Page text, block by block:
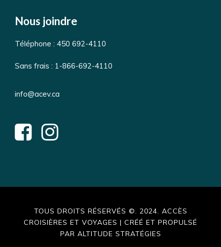
Nous joindre
Téléphone : 450 692-4110
Sans frais : 1-866-692-4110
info@acev.ca
TOUS DROITS RÉSERVÉS ©. 2024. ACCÈS
CROISIÈRES ET VOYAGES | CRÉÉ ET PROPULSÉ
PAR ALTITUDE STRATÉGIES